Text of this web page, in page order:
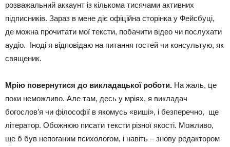
розважальний аккаунт із кількома тисячами активних
підписників. Зараз в мене діє офіційна сторінка у Фейсбуці,
де можна прочитати мої тексти, побачити відео чи послухати
аудіо. Іноді я відповідаю на питання гостей чи консультую, як
священик.
Мрію повернутися до викладацької роботи. На жаль, це
поки неможливо. Але там, десь у мріях, я викладач
богослов’я чи філософії в якомусь «виші», і безперечно, ще
літератор. Обожнюю писати тексти різної якості. Можливо,
ще б був непоганим психологом, і навіть – знову редактором